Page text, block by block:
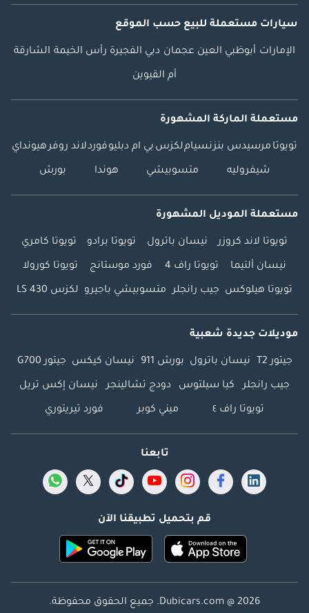
سيارات مستعملة للبيع حسب الموقع
الإمارات أبوظبي العين عجمان دبي الفجيرة رأس الخيمة الشارقة
أم القيوين
مستعملة الماركة المشهورة
تويوتا مرسيدس بنزنسياملكزس بي ام دبليوفوردلاند روفرهيونداي
شيفروليه متسوبيشي هوندا بورش
مستعملة الموديل المشهورة
تويوتا لاند كروزر نيسان باترول تويوتا برادو تويوتا كامري
نيسان ألتيما تويوتا راف 4 فورد موستانج تويوتا كورولا
تويوتا هيلوكس جيب رانجلر متسوبيشي باجيرو لكزس LS 430
موديلات جديدة شعبية
جيتور T2 نيسان باترول بورش 911 نيسان كيكس جيتور G700
جيب رانجلر كيا سيلتوس دودج تشالينجر نيسان إكس تريل
تويوتا راف ٤ ميني كوبر فورد تيريتوري
تابعنا
قم بتحميل تطبيقنا الآن
Dubicars.com @ 2026. جميع الحقوق محفوظة.